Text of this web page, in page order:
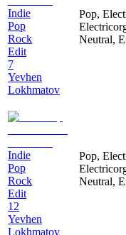
Indie
Pop
Rock
Edit
7
Yevhen
Lokhmatov
Pop,
Neutral,
Indie
Pop
Rock
Edit
12
Yevhen
Lokhmatov
Pop,
Neutral,